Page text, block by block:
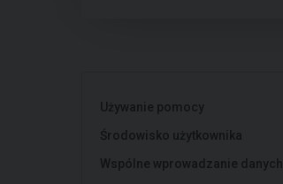
Używanie pomocy
Środowisko użytkownika
Wspólne wprowadzanie danych